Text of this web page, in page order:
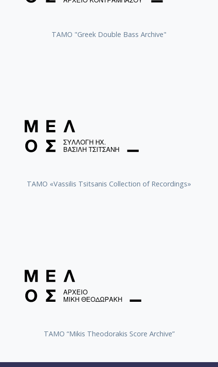
Μουρμούρα / Kyritsis, Andonis
Θα μπλέξω μ' άλλην και θα κλαίς / Bellou, Sotiria
(1921-1997) [1976]
1997) [1976]
Απόψε το μπουζούκι σου / Bellou, Sotiria (1921-1997)
[1976]
ΤΑΜΟ "Greek Double Bass Archive"
TAMO «Vassilis Tsitsanis Collection of Recordings»
TAMO “Mikis Theodorakis Score Archive”